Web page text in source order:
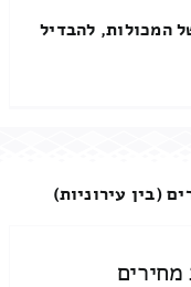
המכולות, להבדיל
(בין עירוניות)
מחירים